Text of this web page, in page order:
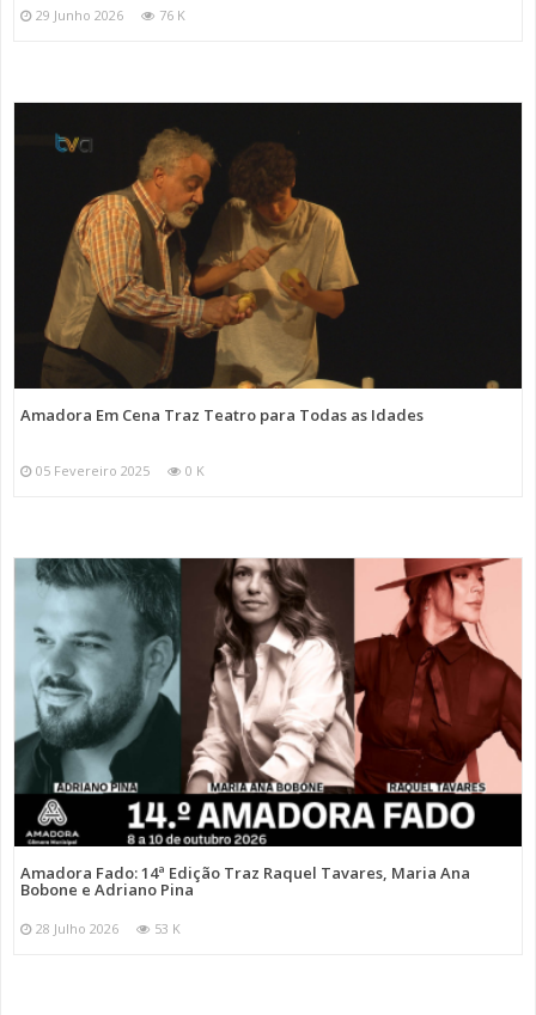
29 Junho 2026 76 K
Amadora Em Cena Traz Teatro para Todas as Idades
05 Fevereiro 2025 0 K
Amadora Fado: 14ª Edição Traz Raquel Tavares, Maria Ana
Bobone e Adriano Pina
28 Julho 2026 53 K